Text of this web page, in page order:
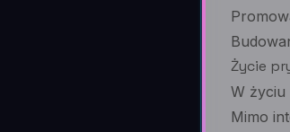
Życie
W życiu
Mimo